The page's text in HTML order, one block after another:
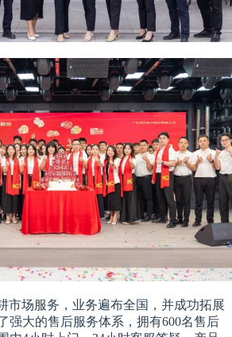
市场服务，业务遍布全国，并成功拓展
强大的售后服务体系，拥有600名售后